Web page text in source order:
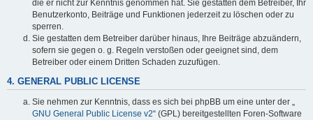
die er nicht zur Kenntnis genommen hat. Sie gestatten dem Betreiber, Ihr
Benutzerkonto, Beiträge und Funktionen jederzeit zu löschen oder zu
sperren.
Sie gestatten dem Betreiber darüber hinaus, Ihre Beiträge abzuändern,
sofern sie gegen o. g. Regeln verstoßen oder geeignet sind, dem
Betreiber oder einem Dritten Schaden zuzufügen.
4. GENERAL PUBLIC LICENSE
Sie nehmen zur Kenntnis, dass es sich bei phpBB um eine unter der „
GNU General Public License v2“ (GPL) bereitgestellten Foren-Software